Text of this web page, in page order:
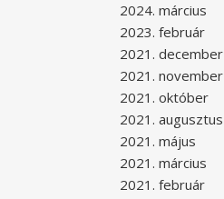
2024. március
2023. február
2021. december
2021. november
2021. október
2021. augusztus
2021. május
2021. március
2021. február